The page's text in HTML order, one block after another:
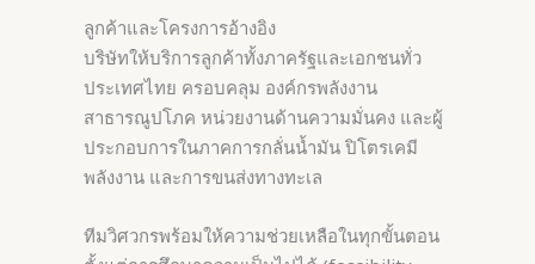
ลูกค้าและโครงการอ้างอิง
บริษัทให้บริการลูกค้าทั้งภาครัฐและเอกชนทั่ว
ประเทศไทย ครอบคลุม องค์กรพลังงาน
สาธารณูปโภค หน่วยงานด้านความมั่นคง และผู้
ประกอบการในภาคการกลั่นน้ำมัน ปิโตรเคมี
พลังงาน และการขนส่งทางทะเล
ทีมวิศวกรพร้อมให้ความช่วยเหลือในทุกขั้นตอน